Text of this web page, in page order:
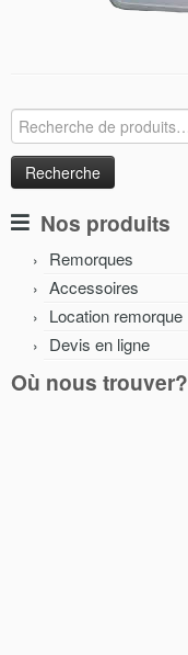
Recherche
pour :
Nos produits
Remorques
Accessoires
Location remorque
Devis en ligne
Où nous trouver?